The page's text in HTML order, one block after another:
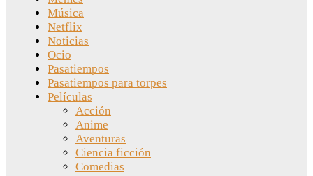
Música
Netflix
Noticias
Ocio
Pasatiempos
Pasatiempos para torpes
Películas
Acción
Anime
Aventuras
Ciencia ficción
Comedias